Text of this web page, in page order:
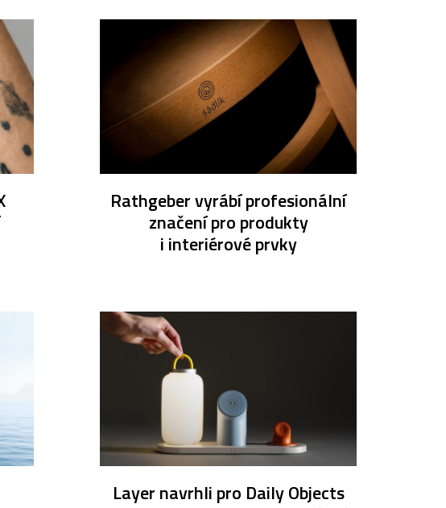
Rathgeber vyrábí profesionální
značení pro produkty
i interiérové prvky
Layer navrhli pro Daily Objects